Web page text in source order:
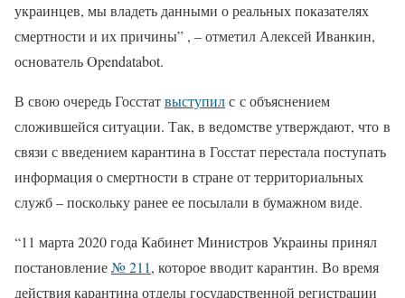
украинцев, мы владеть данными о реальных показателях
смертности и их причины” , – отметил Алексей Иванкин,
основатель Opendatabot.
В свою очередь Госстатвыступилс с объяснением
сложившейся ситуации. Так, в ведомстве утверждают, что в
связи с введением карантина в Госстат перестала поступать
информация о смертности в стране от территориальных
служб – поскольку ранее ее посылали в бумажном виде.
“11 марта 2020 года Кабинет Министров Украины принял
постановление№ 211, которое вводит карантин. Во время
действия карантина отделы государственной регистрации